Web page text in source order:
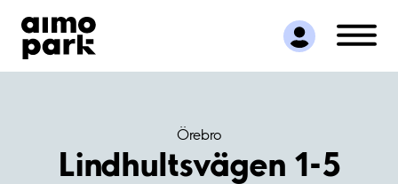
Hitta parkering
Samarbete
Kundservice
Örebro
Lindhultsvägen 1-5